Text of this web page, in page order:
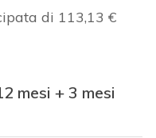
di 113,13 €
mesi + 3 mesi